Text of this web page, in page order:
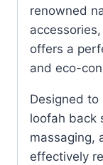
renowned
offers a
and eco-
Designed to
loofah back
massaging,
effectively